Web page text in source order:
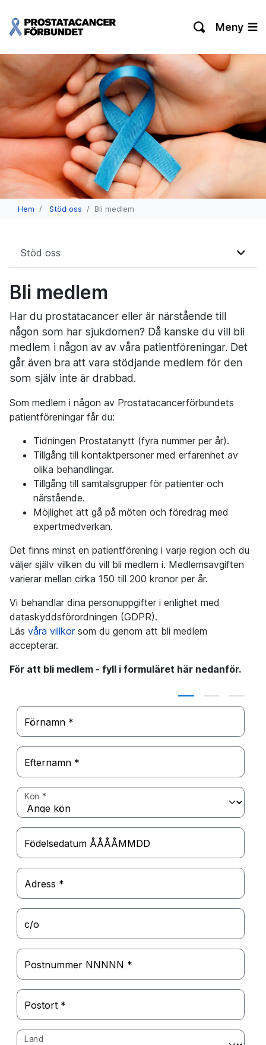
Meny
Hem Stöd oss Bli medlem
Stöd oss
Bli medlem
Har du prostatacancer eller är närstående till
någon som har sjukdomen? Då kanske du vill bli
medlem i någon av av våra patientföreningar. Det
går även bra att vara stödjande medlem för den
som själv inte är drabbad.
Som medlem i någon av Prostatacancerförbundets
patientföreningar får du:
Tidningen Prostatanytt (fyra nummer per år).
Tillgång till kontaktpersoner med erfarenhet av
olika behandlingar.
Tillgång till samtalsgrupper för patienter och
närstående.
Möjlighet att gå på möten och föredrag med
expertmedverkan.
Det finns minst en patientförening i varje region och du
väljer själv vilken du vill bli medlem i. Medlemsavgiften
varierar mellan cirka 150 till 200 kronor per år.
Vi behandlar dina personuppgifter i enlighet med
dataskyddsförordningen (GDPR).
Läs våra villkorsom du genom att bli medlem
accepterar.
För att bli medlem - fyll i formuläret här nedanför.